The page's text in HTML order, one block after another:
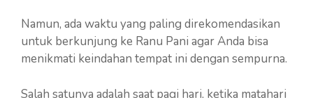
Namun, ada waktu yang paling direkomendasikan
untuk berkunjung ke Ranu Pani agar Anda bisa
menikmati keindahan tempat ini dengan sempurna.
Salah satunya adalah saat pagi hari, ketika matahari